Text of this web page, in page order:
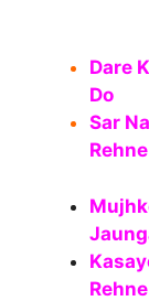
Dare
Do
Sar